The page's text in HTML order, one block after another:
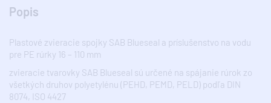
Popis
Plastové zvieracie spojky SAB Blueseal a príslušenstvo na vodu
pre PE rúrky 16 – 110 mm
zvieracie tvarovky SAB Blueseal sú určené na spájanie rúrok zo
všetkých druhov polyetylénu (PEHD, PEMD, PELD) podľa DIN
8074, ISO 4427